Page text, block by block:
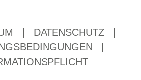
DATENSCHUTZ